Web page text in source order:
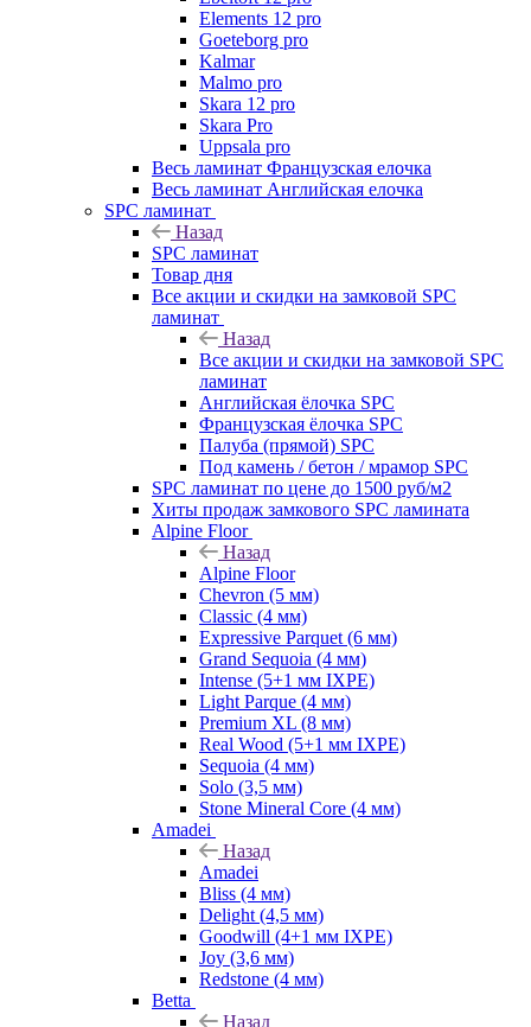
Elements 12 pro
Goeteborg pro
Kalmar
Malmo pro
Skara 12 pro
Skara Pro
Uppsala pro
Весь ламинат Французская елочка
Весь ламинат Английская елочка
SPC ламинат
Назад
SPC ламинат
Товар дня
Все акции и скидки на замковой SPC
ламинат
Назад
Все акции и скидки на замковой SPC
ламинат
Английская ёлочка SPC
Французская ёлочка SPC
Палуба (прямой) SPC
Под камень / бетон / мрамор SPC
SPC ламинат по цене до 1500 руб/м2
Хиты продаж замкового SPC ламината
Alpine Floor
Назад
Alpine Floor
Chevron (5 мм)
Classic (4 мм)
Expressive Parquet (6 мм)
Grand Sequoia (4 мм)
Intense (5+1 мм IXPE)
Light Parque (4 мм)
Premium XL (8 мм)
Real Wood (5+1 мм IXPE)
Sequoia (4 мм)
Solo (3,5 мм)
Stone Mineral Core (4 мм)
Amadei
Назад
Amadei
Bliss (4 мм)
Delight (4,5 мм)
Goodwill (4+1 мм IXPE)
Joy (3,6 мм)
Redstone (4 мм)
Betta
Назад